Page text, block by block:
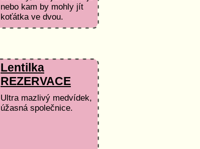
nebo kam by mohly jít
koťátka ve dvou.
Lentilka
REZERVACE
Ultra mazlivý medvídek,
úžasná společnice.